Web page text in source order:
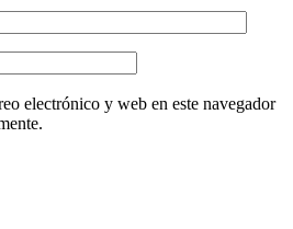
electrónico y web en este navegador